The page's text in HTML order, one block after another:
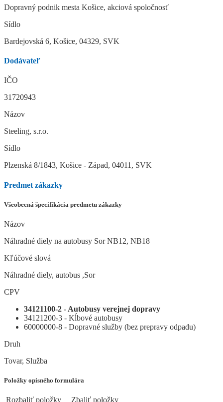
Dopravný podnik mesta Košice, akciová spoločnosť
Sídlo
Bardejovská 6, Košice, 04329, SVK
Dodávateľ
IČO
31720943
Názov
Steeling, s.r.o.
Sídlo
Plzenská 8/1843, Košice - Západ, 04011, SVK
Predmet zákazky
Všeobecná špecifikácia predmetu zákazky
Názov
Náhradné diely na autobusy Sor NB12, NB18
Kľúčové slová
Náhradné diely, autobus ,Sor
CPV
34121100-2 - Autobusy verejnej dopravy
34121200-3 - Kĺbové autobusy
60000000-8 - Dopravné služby (bez prepravy odpadu)
Druh
Tovar, Služba
Položky opisného formulára
Rozbaliť položky Zbaliť položky